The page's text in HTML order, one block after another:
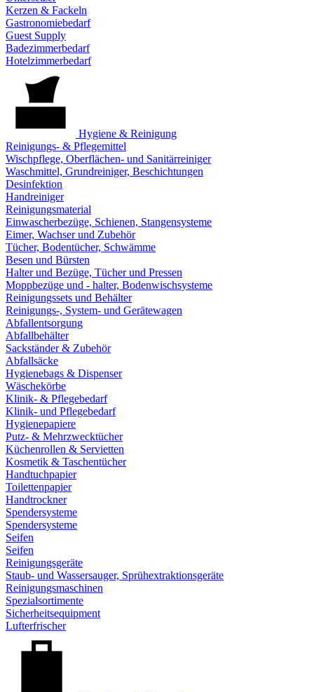
Kerzen & Fackeln
Gastronomiebedarf
Guest Supply
Badezimmerbedarf
Hotelzimmerbedarf
Hygiene & Reinigung
Reinigungs- & Pflegemittel
Wischpflege, Oberflächen- und Sanitärreiniger
Waschmittel, Grundreiniger, Beschichtungen
Desinfektion
Handreiniger
Reinigungsmaterial
Einwascherbezüge, Schienen, Stangensysteme
Eimer, Wachser und Zubehör
Tücher, Bodentücher, Schwämme
Besen und Bürsten
Halter und Bezüge, Tücher und Pressen
Moppbezüge und - halter, Bodenwischsysteme
Reinigungssets und Behälter
Reinigungs-, System- und Gerätewagen
Abfallentsorgung
Abfallbehälter
Sackständer & Zubehör
Abfallsäcke
Hygienebags & Dispenser
Wäschekörbe
Klinik- & Pflegebedarf
Klinik- und Pflegebedarf
Hygienepapiere
Putz- & Mehrzwecktücher
Küchenrollen & Servietten
Kosmetik & Taschentücher
Handtuchpapier
Toilettenpapier
Handtrockner
Spendersysteme
Spendersysteme
Seifen
Seifen
Reinigungsgeräte
Staub- und Wassersauger, Sprühextraktionsgeräte
Reinigungsmaschinen
Spezialsortimente
Sicherheitsequipment
Lufterfrischer